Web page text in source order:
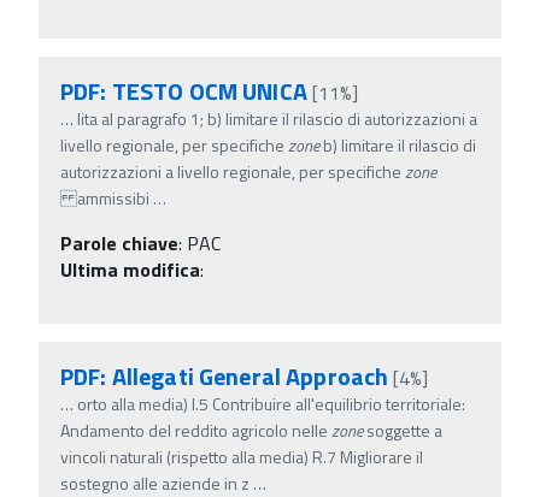
PDF: TESTO OCM UNICA[11%]
… lita al paragrafo 1; b) limitare il rilascio di autorizzazioni a
livello regionale, per specifichezoneb) limitare il rilascio di
autorizzazioni a livello regionale, per specifichezone
ammissibi …
Parole chiave: PAC
Ultima modifica:
PDF: Allegati General Approach [4%]
… orto alla media) I.5 Contribuire all'equilibrio territoriale:
Andamento del reddito agricolo nellezonesoggette a
vincoli naturali (rispetto alla media) R.7 Migliorare il
sostegno alle aziende in z …